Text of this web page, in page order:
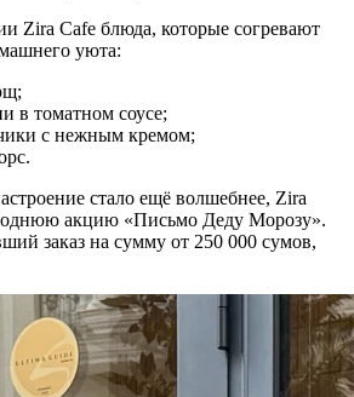
Zira Cafe блюда, которые согревают
уюта:
в томатном соусе;
с нежным кремом;
стало ещё волшебнее, Zira
акцию «Письмо Деду Морозу».
заказ на сумму от 250 000 сумов,